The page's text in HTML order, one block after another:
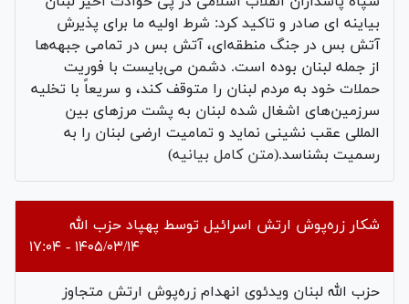
بیاینه ای صادر و تاکید کرد: شرط اولیه ما برای پذیرش
آتش بس در جنگ منطقه‌ای، آتش بس در تمامی جبهه‌ها
از جمله لبنان بوده است. دشمن می‌بایست با فوریت
حملات خود به مردم لبنان را متوقف کند، و سریعاً با تخلیه
سرزمین‌های اشغال شده لبنان به پشت مرزهای بین
المللی عقب نشینی نماید و تمامیت ارضی لبنان را به
رسمیت بشناسد.(متن کامل بیانیه)
شکار زره‌پوش ارتش اسرائیل توسط پهپاد حزب الله
۱۴۰۵/۰۳/۱۴ - ۱۷:۰۴
حزب الله لبنان ویدئوی انهدام زره‌پوش ارتش متجاوز